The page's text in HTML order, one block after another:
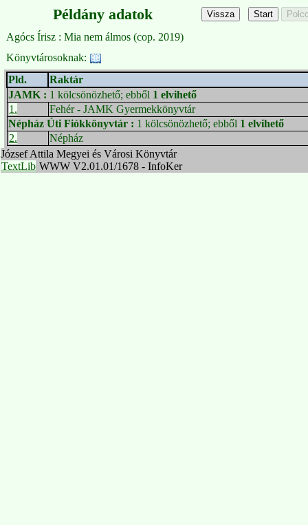
Példány adatok
Agócs Írisz : Mia nem álmos (cop. 2019)
Könyvtárosoknak:
Pld.
Raktár
JAMK : 1 kölcsönözhető; ebből 1 elvihető
1.
Fehér - JAMK Gyermekkönyvtár
Népház Úti Fiókkönyvtár : 1 kölcsönözhető; ebből 1 elvihető
2.
Népház
József Attila Megyei és Városi Könyvtár
TextLib WWW V2.01.01/1678 - InfoKer